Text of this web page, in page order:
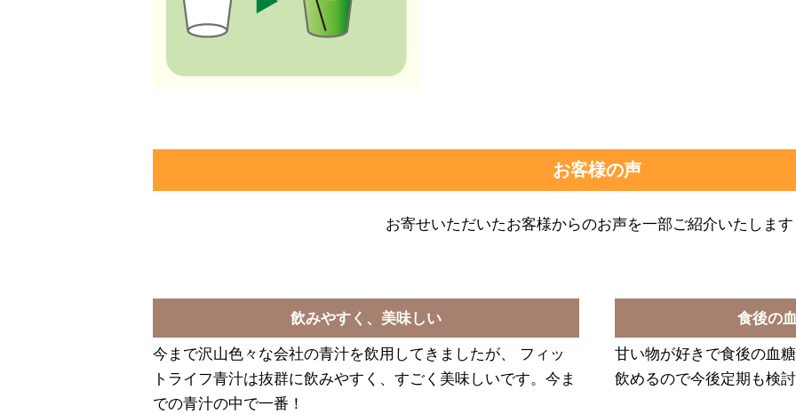
お客様の声
お寄せいただいたお客様からのお声を一部ご紹介いたします
飲みやすく、美味しい
今まで沢山色々な会社の青汁を飲用してきましたが、 フィッ
トライフ青汁は抜群に飲みやすく、すごく美味しいです。今ま
での青汁の中で一番！
食後の
甘い物が好きで食後の血
飲めるので今後定期も検討